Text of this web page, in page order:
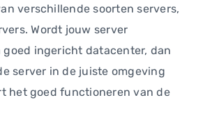
verschillende soorten servers,
Wordt jouw server
goed ingericht datacenter, dan
server in de juiste omgeving
het goed functioneren van de